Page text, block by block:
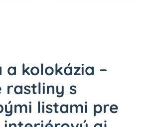
a kolokázia –
rastliny s
listami pre